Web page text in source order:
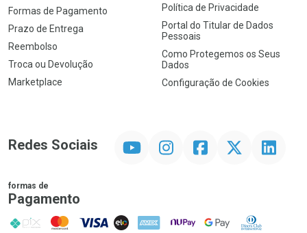
Formas de Pagamento
Prazo de Entrega
Reembolso
Troca ou Devolução
Marketplace
Política de Privacidade
Portal do Titular de Dados
Pessoais
Como Protegemos os Seus
Dados
Configuração de Cookies
Redes Sociais InstagramFacebookTwitter Linkedin
formas de
Pagamento
PIX MasterCard
VISA ELO AMEX NuPay Google PayDiners Club